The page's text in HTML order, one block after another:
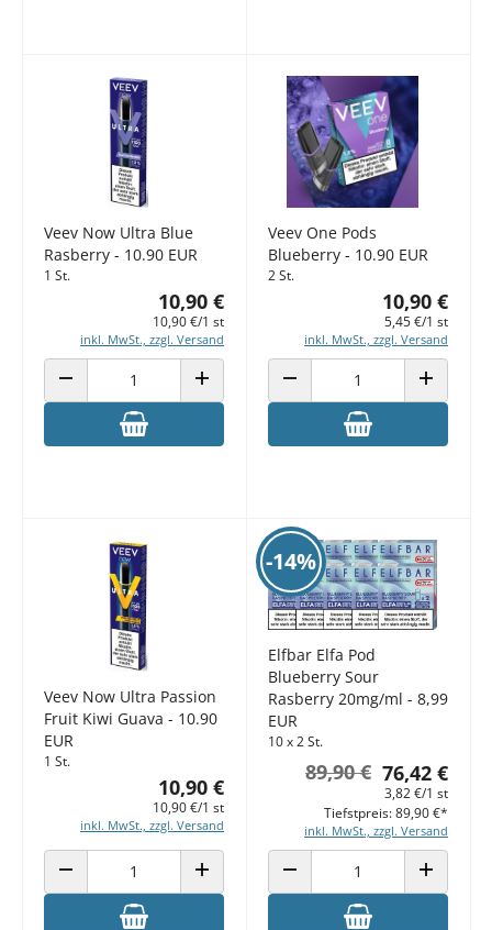
Veev Now Ultra Blue
Rasberry - 10.90 EUR
1 St.
10,90 €
10,90 €/1 st
inkl. MwSt., zzgl. Versand
ANZAHL VERRINGERN ANZAHL ERHÖHEN
Veev One Pods
Blueberry - 10.90 EUR
2 St.
10,90 €
5,45 €/1 st
inkl. MwSt., zzgl. Versand
ANZAHL VERRINGERN ANZAHL
Veev Now Ultra Passion
Fruit Kiwi Guava - 10.90
EUR
1 St.
10,90 €
10,90 €/1 st
inkl. MwSt., zzgl. Versand
ANZAHL VERRINGERN ANZAHL ERHÖHEN
-14%
Elfbar Elfa Pod
Blueberry Sour
Rasberry 20mg/ml - 8,99
EUR
10 x 2 St.
76,42 €
89,90 €
3,82 €/1 st
inkl. MwSt., zzgl. Versand
Tiefstpreis: 89,90 €*
ANZAHL VERRINGERN ANZAHL